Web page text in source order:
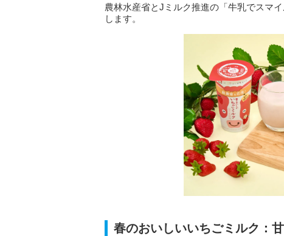
農林水産省とJミルク推進の「牛乳でスマ
します。
春のおいしいいちごミルク：